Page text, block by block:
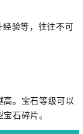
验等，往往不可
高。宝石等级可以
石碎片。